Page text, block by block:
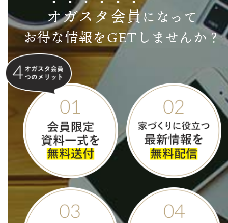
オガス タ会員になって
お得な情報をGETしませんか？